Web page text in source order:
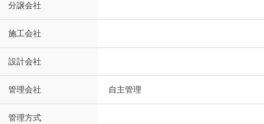
分譲会社
施工会社
設計会社
管理会社 自主管理
管理方式